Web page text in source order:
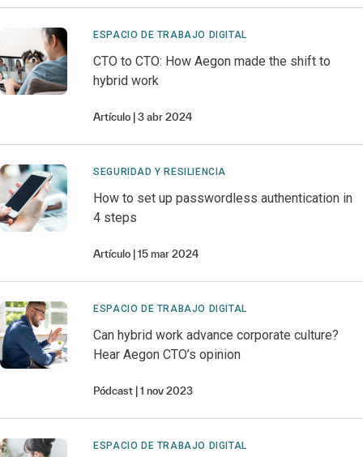
ESPACIO DE TRABAJO DIGITAL
CTO to CTO: How Aegon made the shift to
hybrid work
Artículo 3 abr 2024
SEGURIDAD Y RESILIENCIA
How to set up passwordless authentication in
4 steps
Artículo 15 mar 2024
ESPACIO DE TRABAJO DIGITAL
Can hybrid work advance corporate culture?
Hear Aegon CTO’s opinion
Pódcast 1 nov 2023
ESPACIO DE TRABAJO DIGITAL